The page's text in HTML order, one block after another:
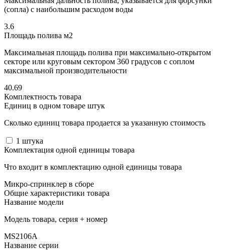
(сопла) с наибольшим расходом воды
3.6
Площадь полива м2
Максимальная площадь полива при максимально-открытом
секторе или круговым сектором 360 градусов с соплом
максимальной производительности
40.69
Комплектность товара
Единиц в одном товаре штук
Сколько единиц товара продается за указанную стоимость
1 штука
Комплектация одной единицы товара
Что входит в комплектацию одной единицы товара
Микро-спринклер в сборе
Общие характеристики товара
Название модели
Модель товара, серия + номер
MS2106A
Название серии